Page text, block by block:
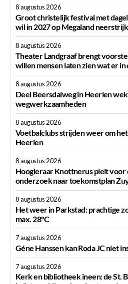
8 augustus 2026
Groot christelijk festival met
wil in 2027 op Megaland
8 augustus 2026
Theater Landgraaf brengt
willen mensen laten zien wat er in
8 augustus 2026
Deel Beersdalweg in Heerlen
wegwerkzaamheden
8 augustus 2026
Voetbalclubs strijden weer om
Heerlen
8 augustus 2026
Hoogleraar Knottnerus pleit voor
onderzoek naar toekomstplan
8 augustus 2026
Het weer in Parkstad: prachtige
max. 28°C
7 augustus 2026
Géne Hanssen kan Roda JC niet
7 augustus 2026
Kerk en bibliotheek ineen: de St.